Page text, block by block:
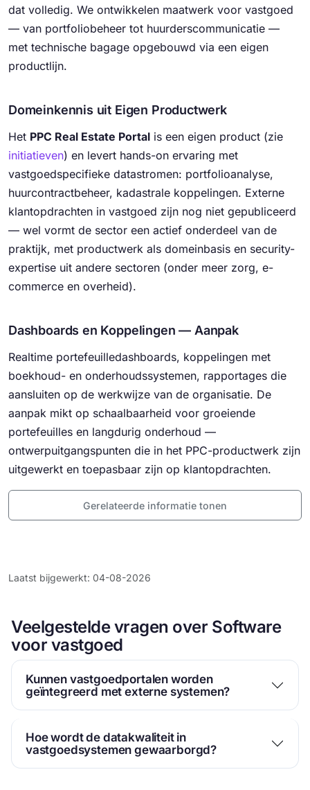
dat volledig. We ontwikkelen maatwerk voor vastgoed
— van portfoliobeheer tot huurderscommunicatie —
met technische bagage opgebouwd via een eigen
productlijn.
Domeinkennis uit Eigen Productwerk
Het PPC Real Estate Portal is een eigen product (zie
initiatieven) en levert hands-on ervaring met
vastgoedspecifieke datastromen: portfolioanalyse,
huurcontractbeheer, kadastrale koppelingen. Externe
klantopdrachten in vastgoed zijn nog niet gepubliceerd
— wel vormt de sector een actief onderdeel van de
praktijk, met productwerk als domeinbasis en security-
expertise uit andere sectoren (onder meer zorg, e-
commerce en overheid).
Dashboards en Koppelingen — Aanpak
Realtime portefeuilledashboards, koppelingen met
boekhoud- en onderhoudssystemen, rapportages die
aansluiten op de werkwijze van de organisatie. De
aanpak mikt op schaalbaarheid voor groeiende
portefeuilles en langdurig onderhoud —
ontwerpuitgangspunten die in het PPC-productwerk zijn
uitgewerkt en toepasbaar zijn op klantopdrachten.
Gerelateerde informatie tonen
Laatst bijgewerkt: 04-08-2026
Veelgestelde vragen over Software
voor vastgoed
Kunnen vastgoedportalen worden
geïntegreerd met externe systemen?
Hoe wordt de datakwaliteit in
vastgoedsystemen gewaarborgd?